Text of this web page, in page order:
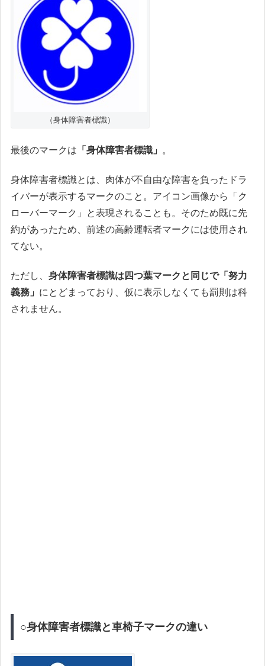
（身体障害者標識）
最後のマークは 「身体障害者標識」 。
身体障害者標識とは、肉体が不自由な障害を負ったドラ
イバーが表示するマークのこと。アイコン画像から「ク
ローバーマーク」と表現されることも。そのため既に先
約があったため、前述の高齢運転者マークには使用され
てない。
ただし、身体障害者標識は四つ葉マークと同じで「努力
義務」 にとどまっており、仮に表示しなくても罰則は科
されません。
○身体障害者標識と車椅子マークの違い